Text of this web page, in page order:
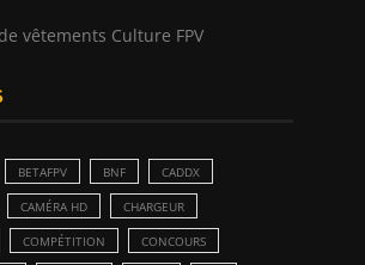
BETAFPV BNF CADDX
CAMÉRA HD CHARGEUR
COMPÉTITION CONCOURS